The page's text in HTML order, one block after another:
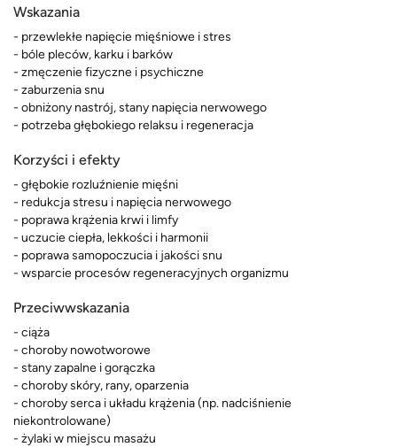
Wskazania
- przewlekłe napięcie mięśniowe i stres
- bóle pleców, karku i barków
- zmęczenie fizyczne i psychiczne
- zaburzenia snu
- obniżony nastrój, stany napięcia nerwowego
- potrzeba głębokiego relaksu i regeneracja
Korzyści i efekty
- głębokie rozluźnienie mięśni
- redukcja stresu i napięcia nerwowego
- poprawa krążenia krwi i limfy
- uczucie ciepła, lekkości i harmonii
- poprawa samopoczucia i jakości snu
- wsparcie procesów regeneracyjnych organizmu
Przeciwwskazania
- ciąża
- choroby nowotworowe
- stany zapalne i gorączka
- choroby skóry, rany, oparzenia
- choroby serca i układu krążenia (np. nadciśnienie
niekontrolowane)
- żylaki w miejscu masażu